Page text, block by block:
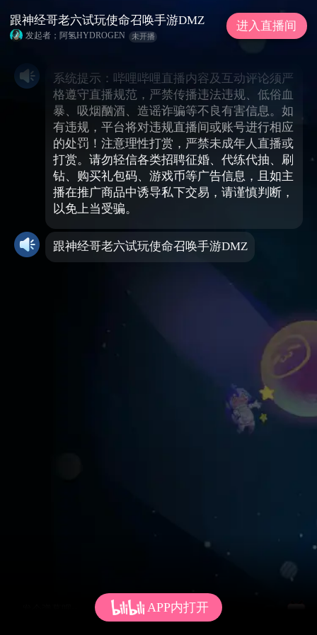
系统提示：哔哩哔哩直播内容及互动评论须严
格遵守直播规范，严禁传播违法违规、低俗血
暴、吸烟酗酒、造谣诈骗等不良有害信息。如
有违规，平台将对违规直播间或账号进行相应
的处罚！注意理性打赏，严禁未成年人直播或
打赏。请勿轻信各类招聘征婚、代练代抽、刷
钻、购买礼包码、游戏币等广告信息，且如主
播在推广商品中诱导私下交易，请谨慎判断，
以免上当受骗。
跟神经哥老六试玩使命召唤手游DMZ
跟神经哥老六试玩使命召唤手游DMZ
发起者；阿氢HYDROGEN 未开播
进入直播间
APP内打开